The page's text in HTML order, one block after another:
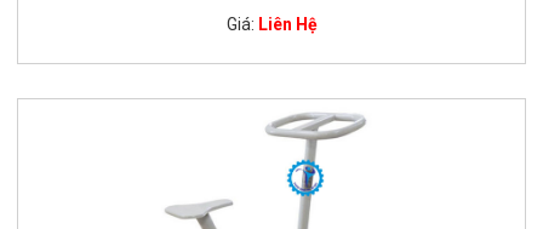
Giá: Liên Hệ